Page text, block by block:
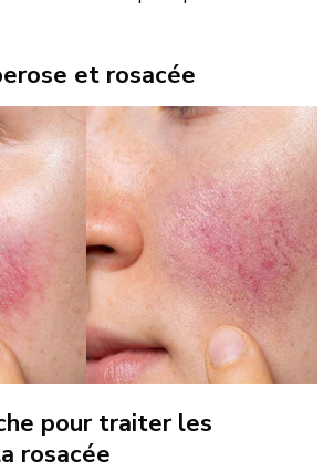
et rosacée
pour traiter les
rosacée